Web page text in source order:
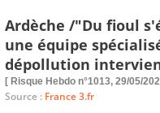
Ardèche /"Du fioul
une équipe
dépollution
[ Risque Hebdo n°1013, 29/05/
Source : France 3.fr